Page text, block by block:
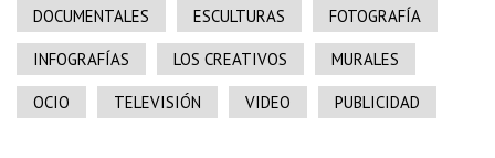
DOCUMENTALES ESCULTURAS FOTOGRAFÍA
INFOGRAFÍAS LOS CREATIVOS MURALES
OCIO TELEVISIÓN VIDEO PUBLICIDAD